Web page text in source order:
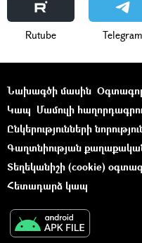
Rutube Telegram
Նախագծի մասին
Կապ Մամուլի
Ընկերությունների
Գաղտնիության
Տեղեկանիշի (cookie)
Հետադարձ կապ